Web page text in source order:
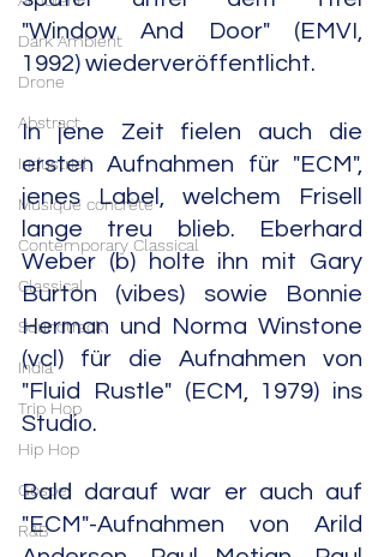
Dark Ambient
Drone
Abstract
Industrial
Musique concrète
Contemporary Classical
Classical
Soundtrack
India
Trip Hop
Hip Hop
Gospel
R&B
"Window And Door" (EMVI,
1992) wiederveröffentlicht.
In jene Zeit fielen auch die
ersten Aufnahmen für "ECM",
jenes Label, welchem Frisell
lange treu blieb. Eberhard
Weber (b) holte ihn mit Gary
Burton (vibes) sowie Bonnie
Herman und Norma Winstone
(vcl) für die Aufnahmen von
"Fluid Rustle" (ECM, 1979) ins
Studio.
Bald darauf war er auch auf
"ECM"-Aufnahmen von Arild